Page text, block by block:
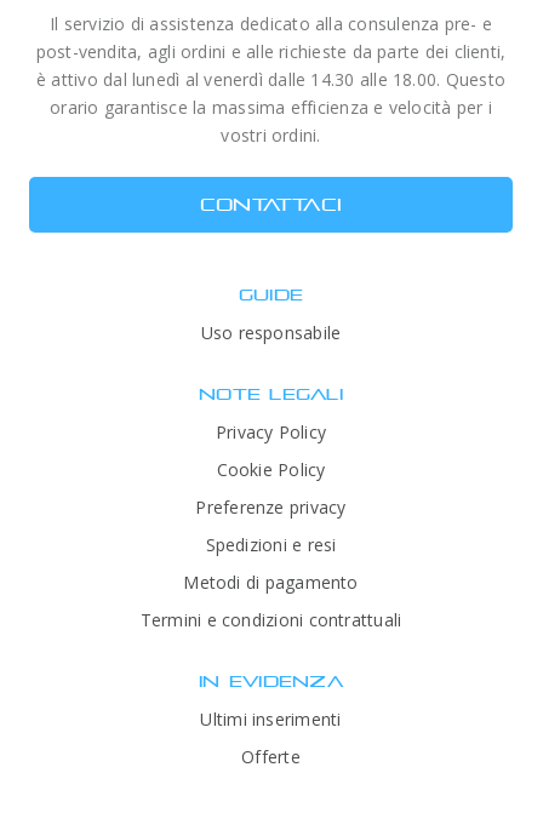
Il servizio di assistenza dedicato alla consulenza pre- e
post-vendita, agli ordini e alle richieste da parte dei clienti,
è attivo dal lunedì al venerdì dalle 14.30 alle 18.00. Questo
orario garantisce la massima efficienza e velocità per i
vostri ordini.
CONTATTACI
GUIDE
Uso responsabile
NOTE LEGALI
Privacy Policy
Cookie Policy
Preferenze privacy
Spedizioni e resi
Metodi di pagamento
Termini e condizioni contrattuali
IN EVIDENZA
Ultimi inserimenti
Offerte